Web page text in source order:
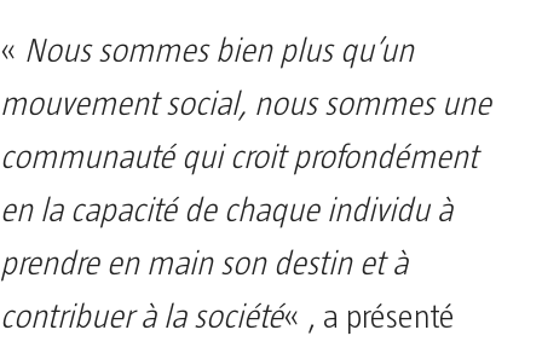
« Nous sommes bien plus qu’un
mouvement social, nous sommes une
communauté qui croit profondément
en la capacité de chaque individu à
prendre en main son destin et à
contribuer à la société« , a présenté